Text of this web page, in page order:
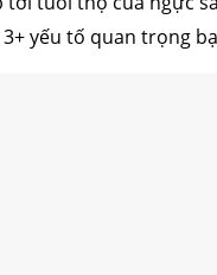
yếu tố quan trọng